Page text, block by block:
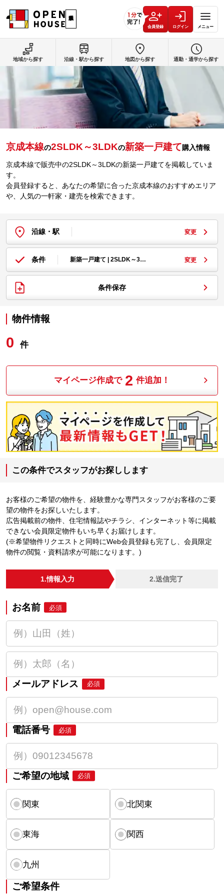
会員登録 ログイン メニュー
京成本線の2SLDK～3LDKの新築一戸建て購入情報
京成本線で販売中の2SLDK～3LDKの新築一戸建てを掲載していま
す。
会員登録すると、あなたの希望に合った京成本線のおすすめエリア
や、人気の一軒家・建売を検索できます。
沿線・駅 変更
条件 新築一戸建て | 2SLDK～3… 変更
条件保存
物件情報
0 件
マイページ作成で 2 件追加！
この条件でスタッフがお探しします
お客様のご希望の物件を、経験豊かな専門スタッフがお客様のご要
望の物件をお探しいたします。
広告掲載前の物件、住宅情報誌やチラシ、インターネット等に掲載
できない会員限定物件もいち早くお届けします。
(※希望物件リクエストと同時にWeb会員登録も完了し、会員限定
物件の閲覧・資料請求が可能になります。)
1.情報入力 2.送信完了
お名前 必須
メールアドレス 必須
電話番号 必須
ご希望の地域 必須
関東 北関東
東海 関西
九州
ご希望条件
地域から探す 沿線・駅から探す 地図から探す 通勤・通学から探す